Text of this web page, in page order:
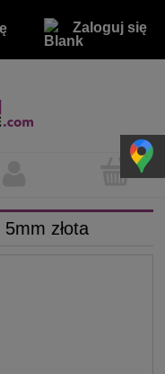
Zaloguj się
złota